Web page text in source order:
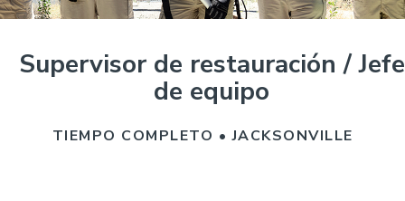
Supervisor de restauración / Jefe
de equipo
TIEMPO COMPLETO • JACKSONVILLE